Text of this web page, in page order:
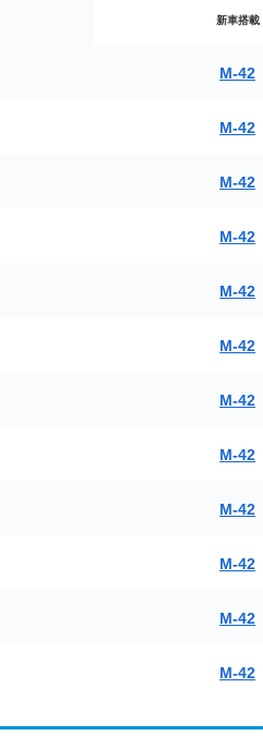
新車搭載
M-42
M-42
M-42
M-42
M-42
M-42
M-42
M-42
M-42
M-42
M-42
M-42